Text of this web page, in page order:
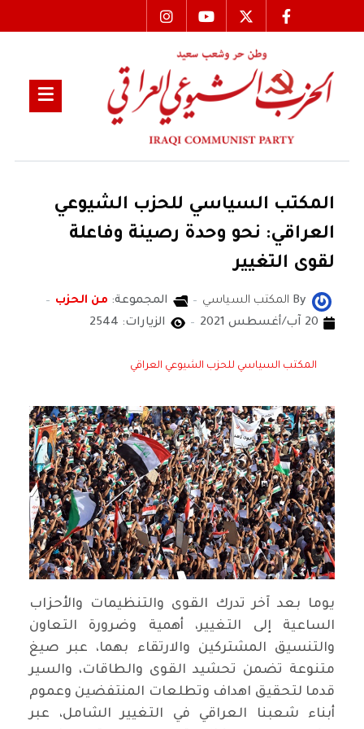
المكتب السياسي للحزب الشيوعي
العراقي: نحو وحدة رصينة وفاعلة
لقوى التغيير
By المكتب السياسي المجموعة: من الحزب
20 آب/أغسطس 2021
الزيارات: 2544
المكتب السياسي للحزب الشيوعي العراقي
يوما بعد آخر تدرك القوى والتنظيمات والأحزاب
الساعية إلى التغيير، أهمية وضرورة التعاون
والتنسيق المشتركين والارتقاء بهما، عبر صيغ
متنوعة تضمن تحشيد القوى والطاقات، والسير
قدما لتحقيق اهداف وتطلعات المنتفضين وعموم
أبناء شعبنا العراقي في التغيير الشامل، عبر